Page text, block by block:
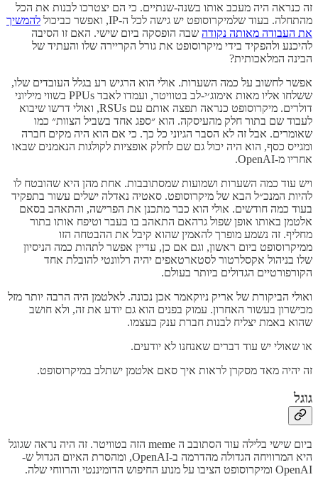
זה כנראה היה מעכב אותו בשנה-שנתיים. כי הם יצטרכו לבנות את הכל
מהתחלה. בעוד שלמיקרוסופט יש גישה לכל ה-IP, ואפשר כביכול
להמשיך
את העבודה מאותה נקודה שבה הופסקה ביום שישי. האם זו הסיבה
להיכנע ולהפקיד בידי מיקרוסופט את גורל הקריירה שלו והעתיד של
הבינה המלאכותית?
אפשר לחשוב על כמה השערות. אולי הוא הרגיש רע בגלל העובדים שלו,
ששלחו אליו מאות אימוג׳י-לב בטוויטר, ועמדו לאבד PPUs בשווי מיליוני
דולרים. מיקרוסופט כנראה תפצה אותם עם RSUs, ואולי דרשו שיבוא
לעבוד שם בתור חלק מהעיסקה. הוא ״ספג אחד בשביל הצוות״ כמו
שאומרים. אבל זה לא הסבר הגיוני כל כך. כי אם הוא היה מקים חברה
ומגייס כסף, הוא היה יכול גם שם לחלק אופציות לקולגות הנאמנים שבאו
אחריו מ-OpenAI.
ויש עוד כמה השערות ושמועות שמסתובבות. אחת מהן היא שהובטח לו
להיות המנכ״ל הבא של מיקרוסופט. סאטיה נאדלה ישלים עשור בתפקיד
בעוד כמה חודשים. אולי הוא כבר מתכנן את הפרישה, והתאהב בסאם
אלטמן באותו אופן שפול גרהאם התאהב בו בעבר וטיפח אותו בתור
מחליף. זה נשמע מופרך להאמין שהוא קיבל את ההבטחה הזו
ממיקרוסופט ביום ראשון, וגם אם כן, עדיין אפשר לתהות כמה הניסיון
שלו בניהול אקסלרטור לסטארטאפים יהיה רלוונטי להובלת אחד
הקורפורטיים הגדולים ביותר בעולם.
ואולי הביקורת של אריק ניוקאמר אכן נכונה. לאלטמן היה הרבה יותר מזל
מכישרון בעשור האחרון. עמוק בפנים הוא גם יודע את זה, ולא חושב
שהוא באמת יצליח לבנות חברת ענק בעצמו.
או שאולי יש עוד דברים שאנחנו לא יודעים.
זה יהיה מאד מסקרן לראות איך סאם אלטמן ישתלב במיקרוסופט.
גוגל
ביום שישי בלילה עוד הסתובב ה meme הזה בטוויטר. זה היה נראה שגוגל
היא המרוויחה הגדולה מהדרמה ב-OpenAI, ומהסרת האיום הגדול ש-
OpenAI ומיקרוסופט הציבו על מנוע החיפוש הדומיננטי והרווחי שלה.